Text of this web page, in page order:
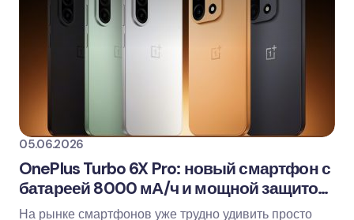
Ваш комментарий
05.06.2026
OnePlus Turbo 6X Pro: новый смартфон с
батареей 8000 мА/ч и мощной защитой
от воды
На рынке смартфонов уже трудно удивить просто